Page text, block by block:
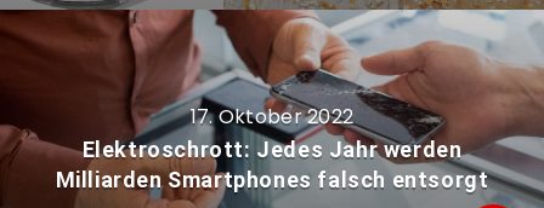
17. Oktober 2022
Elektroschrott: Jedes Jahr werden
Milliarden Smartphones falsch entsorgt